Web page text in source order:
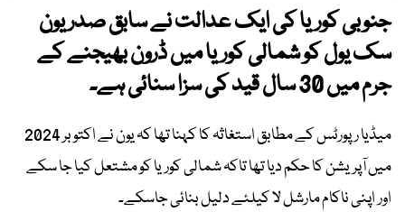
جنوبی کوریا کی ایک عدالت نے سابق صدر یون
سک یول کو شمالی کوریا میں ڈرون بھیجنے کے
جرم میں 30 سال قید کی سزا سنائی ہے۔
میڈیا رپورٹس کے مطابق استغاثہ کا کہنا تھا کہ یون نے اکتوبر 2024
میں آپریشن کا حکم دیا تھا تاکہ شمالی کوریا کو مشتعل کیا جا سکے
اور اپنی ناکام مارشل لا کیلئے دلیل بنائی جاسکے۔